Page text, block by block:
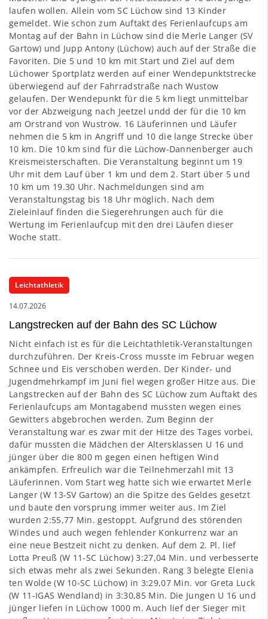
laufen wollen. Allein vom SC Lüchow sind 13 Kinder
gemeldet. Wie schon zum Auftakt des Ferienlaufcups am
Montag auf der Bahn in Lüchow sind die Merle Langer (SV
Gartow) und Jupp Antony (Lüchow) auch auf der Straße die
Favoriten. Die 5 und 10 km mit Start und Ziel auf dem
Lüchower Sportplatz werden auf einer Wendepunktstrecke
überwiegend auf der Fahrradstraße nach Wustow
gelaufen. Der Wendepunkt für die 5 km liegt unmittelbar
vor der Abzweigung nach Jeetzel undd der für die 10 km
am Orstrand von Wustrow. 16 Läuferinnen und Läufer
nehmen die 5 km in Angriff und 10 die lange Strecke über
10 km. Die 10 km sind für die Lüchow-Dannenberger auch
Kreismeisterschaften. Die Veranstaltung beginnt um 19
Uhr mit dem Lauf über 1 km und dem 2. Start über 5 und
10 km um 19.30 Uhr. Nachmeldungen sind am
Veranstaltungstag bis 18 Uhr möglich. Nach dem
Zieleinlauf finden die Siegerehrungen auch für die
Wertung im Ferienlaufcup mit den drei Läufen dieser
Woche statt.
Leichtathletik
14.07.2026
Langstrecken auf der Bahn des SC Lüchow
Nicht einfach ist es für die Leichtathletik-Veranstaltungen
durchzuführen. Der Kreis-Cross musste im Februar wegen
Schnee und Eis verschoben werden. Der Kinder- und
Jugendmehrkampf im Juni fiel wegen großer Hitze aus. Die
Langstrecken auf der Bahn des SC Lüchow zum Auftakt des
Ferienlaufcups am Montagabend mussten wegen eines
Gewitters abgebrochen werden. Zum Beginn der
Veranstaltung war es zwar mit der Hitze des Tages vorbei,
dafür mussten die Mädchen der Altersklassen U 16 und
jünger über die 800 m gegen einen heftigen Wind
ankämpfen. Erfreulich war die Teilnehmerzahl mit 13
Läuferinnen. Vom Start weg hatte sich wie erwartet Merle
Langer (W 13-SV Gartow) an die Spitze des Geldes gesetzt
und baute den vorsprung immer weiter aus. Im Ziel
wurden 2:55,77 Min. gestoppt. Aufgrund des störenden
Windes und auch wegen fehlender Konkurrenz war an
eine neue Bestzeit nicht zu denken. Auf dem 2. Pl. lief
Lotta Preuß (W 11-SC Lüchow) 3:27,04 Min. und verbesserte
sich etwas mehr als zwei Sekunden. Rang 3 belegte Elenia
ten Wolde (W 10-SC Lüchow) in 3:29,07 Min. vor Greta Luck
(W 11-IGAS Wendland) in 3:30,85 Min. Die Jungen U 16 und
jünger liefen in Lüchow 1000 m. Auch lief der Sieger mit